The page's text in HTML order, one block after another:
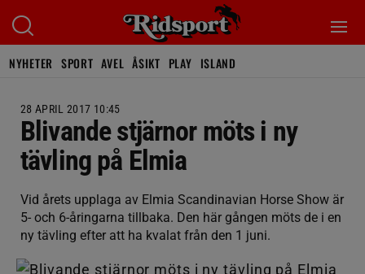
NYHETER SPORT AVEL ÅSIKT PLAY ISLAND
28 APRIL 2017 10:45
Blivande stjärnor möts i ny
tävling på Elmia
Vid årets upplaga av Elmia Scandinavian Horse Show är
5- och 6-åringarna tillbaka. Den här gången möts de i en
ny tävling efter att ha kvalat från den 1 juni.